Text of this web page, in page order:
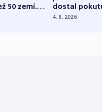
50 zemí.
straně
dostal
nekalé
4. 8. 2026